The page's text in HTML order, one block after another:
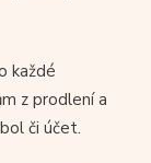
každé
z prodlení a
či účet.